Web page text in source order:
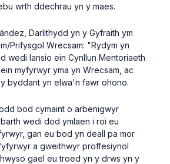
wrth ddechrau yn y maes.
Darlithydd yn y Gyfraith ym
Prifysgol Wrecsam: "Rydym yn
wedi lansio ein Cynllun Mentoriaeth
myfyrwyr yma yn Wrecsam, ac
byddant yn elwa'n fawr ohono.
bod cymaint o arbenigwyr
wedi dod ymlaen i roi eu
gan eu bod yn deall pa mor
a gweithwyr proffesiynol
gael eu troed yn y drws yn y